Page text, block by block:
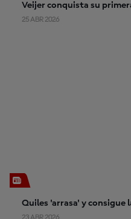
Veijer conquista su
25 ABR 2026
Quiles 'arrasa' y consigue